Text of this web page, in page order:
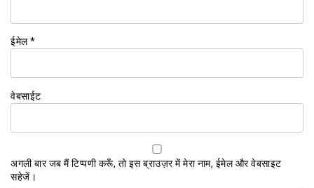
ईमेल*
वेबसाईट
अगली बार जब मैं टिप्पणी करूँ, तो इस ब्राउज़र में मेरा नाम, ईमेल और वेबसाइट
सहेजें।